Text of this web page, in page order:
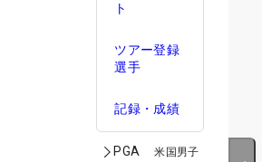
ト
ツアー登録
選手
記録・成績
PGA 米国男子